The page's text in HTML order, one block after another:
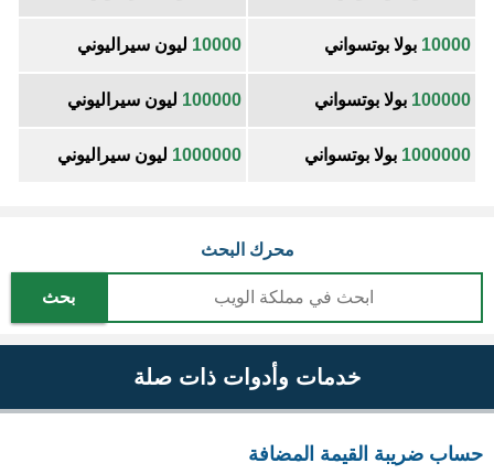
10000 بولا بوتسواني 10000 ليون سيراليوني
100000 بولا بوتسواني 100000 ليون سيراليوني
1000000 بولا بوتسواني 1000000 ليون سيراليوني
محرك البحث
بحث
خدمات وأدوات ذات صلة
حساب ضريبة القيمة المضافة